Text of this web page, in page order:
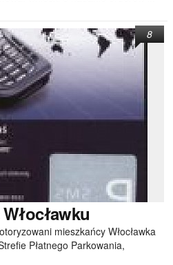
mieszkańcy Włocławka
Płatnego Parkowania,
8